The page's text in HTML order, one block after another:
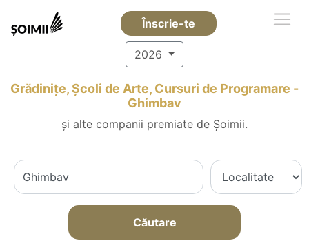
Înscrie-te
2026
Grădinițe, Școli de Arte, Cursuri de Programare -
Ghimbav
și alte companii premiate de Șoimii.
Căutare